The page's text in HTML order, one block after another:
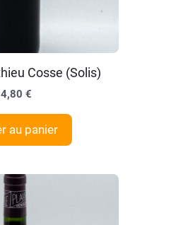
Cosse (Solis)
€
au panier